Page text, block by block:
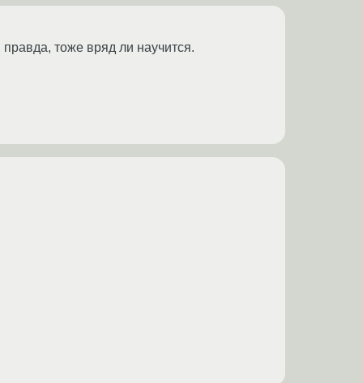
тоже вряд ли научится.